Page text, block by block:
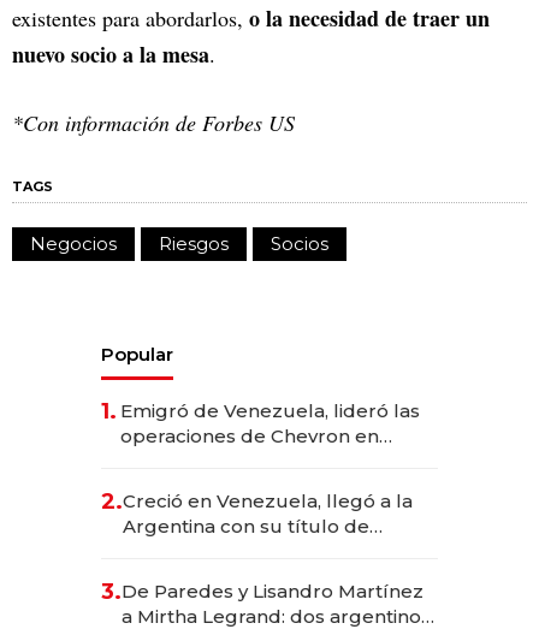
existentes para abordarlos, o la necesidad de traer un
nuevo socio a la mesa.
*Con información de Forbes US
TAGS
Negocios Riesgos Socios
Popular
1. Emigró de Venezuela, lideró las
operaciones de Chevron en
2.Creció en Venezuela, llegó a la
Argentina con su título de
las marcas "fast premium"
3.De Paredes y Lisandro Martínez
a Mirtha Legrand: dos argentinos